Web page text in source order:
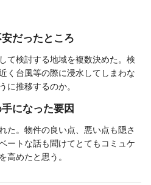
だったところ
て検討する地域を複数決めた。検
く台風等の際に浸水してしまわな
に推移するのか。
になった要因
た。物件の良い点、悪い点も隠さ
ートな話も聞けてとてもコミュケ
高めたと思う。